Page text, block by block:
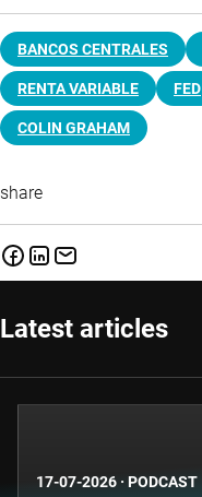
BANCOS CENTRALES
RENTA VARIABLE FED
COLIN GRAHAM
share
Latest articles
17-07-2026 · PODCAST